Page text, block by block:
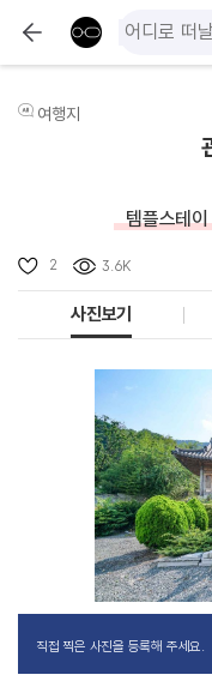
여행지
템플스테
2 3.6K
사진보기
직접 찍은 사진을 등록해 주세요.